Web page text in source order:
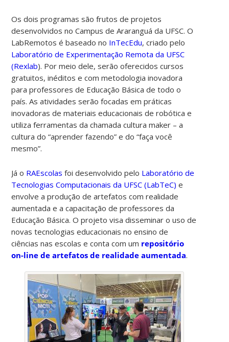
Os dois programas são frutos de projetos
desenvolvidos no Campus de Araranguá da UFSC. O
LabRemotos é baseado no InTecEdu, criado pelo
Laboratório de Experimentação Remota da UFSC
(Rexlab). Por meio dele,serão oferecidos cursos
gratuitos, inéditos e com metodologia inovadora
para professores de Educação Básica de todo o
país. As atividades serão focadas em práticas
inovadoras de materiais educacionais de robótica e
utiliza ferramentas da chamada cultura maker – a
cultura do “aprender fazendo” e do “faça você
mesmo”.
Já o RAEscolas foi desenvolvido pelo Laboratório de
Tecnologias Computacionais da UFSC (LabTeC) e
envolve a produção de artefatos com realidade
aumentada e a capacitação de professores da
Educação Básica. O projeto visa disseminar o uso de
novas tecnologias educacionais no ensino de
ciências nas escolas e conta com um repositório
on-line de artefatos de realidade aumentada.